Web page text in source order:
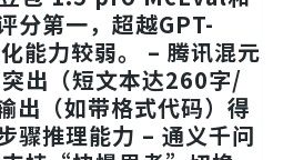
第一，超越GPT-
能力较弱。 – 腾讯混元
出（短文本达260字/
出（如带格式代码）得
骤推理能力 – 通义千问